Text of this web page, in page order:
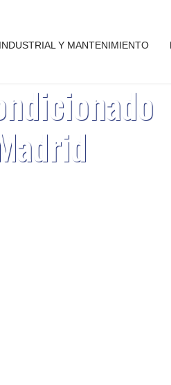
INDUSTRIAL Y MANTENIMIENTO